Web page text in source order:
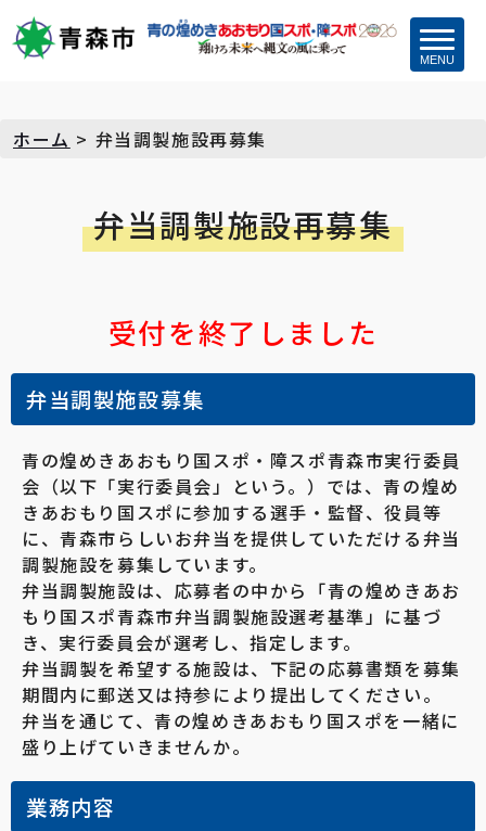
MENU
ホーム > 弁当調製施設再募集
弁当調製施設再募集
受付を終了しました
弁当調製施設募集
青の煌めきあおもり国スポ・障スポ青森市実行委員
会（以下「実行委員会」という。）では、青の煌め
きあおもり国スポに参加する選手・監督、役員等
に、青森市らしいお弁当を提供していただける弁当
調製施設を募集しています。
弁当調製施設は、応募者の中から「青の煌めきあお
もり国スポ青森市弁当調製施設選考基準」に基づ
き、実行委員会が選考し、指定します。
弁当調製を希望する施設は、下記の応募書類を募集
期間内に郵送又は持参により提出してください。
弁当を通じて、青の煌めきあおもり国スポを一緒に
盛り上げていきませんか。
業務内容